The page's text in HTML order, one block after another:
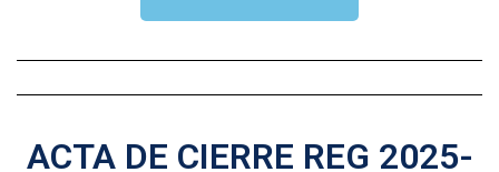
ACTA DE CIERRE REG 2025-